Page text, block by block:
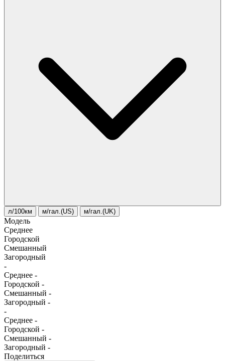
л/100км м/гал.(US) м/гал.(UK)
Модель
Среднее
Городской
Смешанный
Загородный
-
Среднее -
Городской -
Смешанный -
Загородный -
-
Среднее -
Городской -
Смешанный -
Загородный -
Поделиться